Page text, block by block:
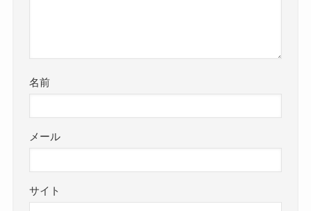
名前
メール
サイト